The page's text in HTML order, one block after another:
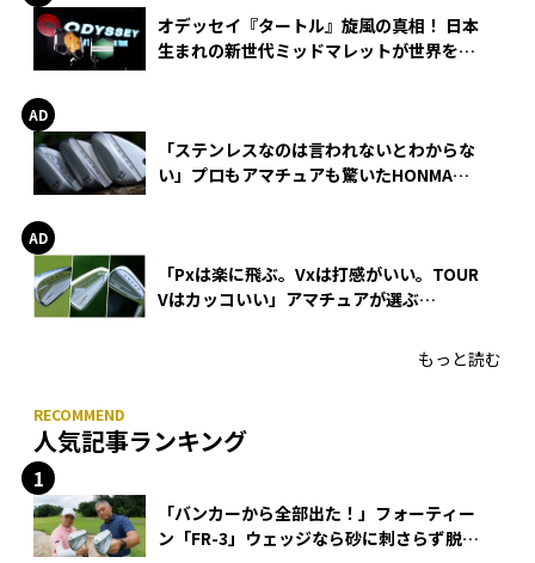
オデッセイ『タートル』旋風の真相！ 日本
生まれの新世代ミッドマレットが世界を席
「ステンレスなのは言われないとわからな
い」プロもアマチュアも驚いたHONMA
「Pxは楽に飛ぶ。Vxは打感がいい。TOUR
Vはカッコいい」アマチュアが選ぶ
もっと読む
人気記事ランキング
「バンカーから全部出た！」フォーティー
ン「FR-3」ウェッジなら砂に刺さらず脱出